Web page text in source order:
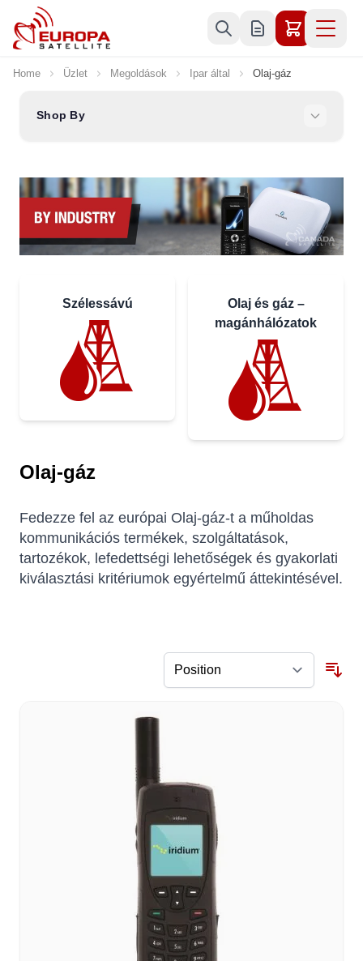
Skip to Content
Home Üzlet Megoldások Ipar által Olaj-gáz
Shop By
Szélessávú
Olaj és gáz –
magánhálózatok
Olaj-gáz
Fedezze fel az európai Olaj-gáz-t a műholdas
kommunikációs termékek, szolgáltatások,
tartozékok, lefedettségi lehetőségek és gyakorlati
kiválasztási kritériumok egyértelmű áttekintésével.